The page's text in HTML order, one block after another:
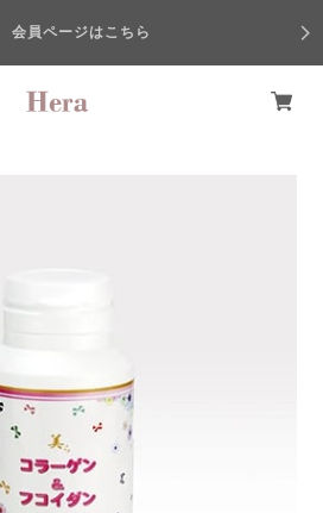
会員ページはこちら